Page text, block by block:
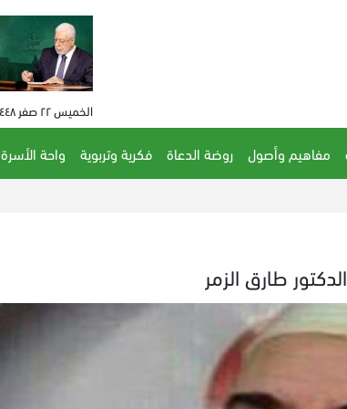
الخميس ٢٢ صفر ١٤٤٨ هـ - 6 أغسطس 2026 م - الساعة 08:10 م
مفاهيم وأصول روضة الدعاة فكرية وتربوية واحة الأسرة
طارق الزمر